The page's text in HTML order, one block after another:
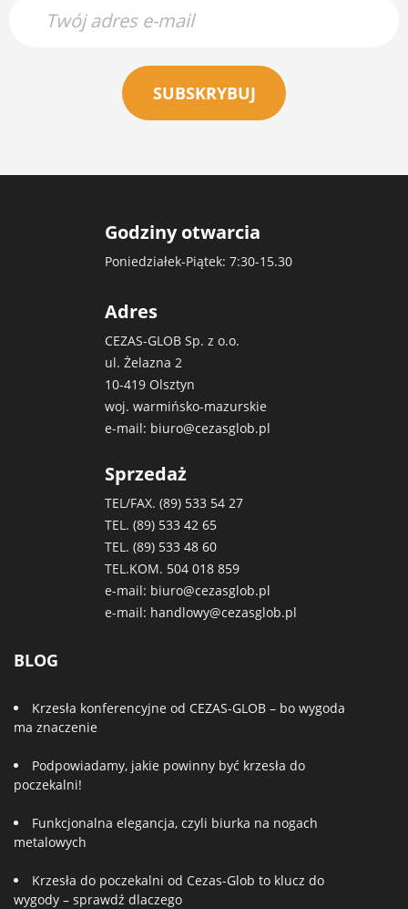
SUBSKRYBUJ
Godziny otwarcia
Poniedziałek-Piątek: 7:30-15.30
Adres
CEZAS-GLOB Sp. z o.o.
ul. Żelazna 2
10-419 Olsztyn
woj. warmińsko-mazurskie
e-mail: biuro@cezasglob.pl
Sprzedaż
TEL/FAX. (89) 533 54 27
TEL. (89) 533 42 65
TEL. (89) 533 48 60
TEL.KOM. 504 018 859
e-mail: biuro@cezasglob.pl
e-mail: handlowy@cezasglob.pl
BLOG
Krzesła konferencyjne od CEZAS-GLOB – bo wygoda
ma znaczenie
Podpowiadamy, jakie powinny być krzesła do
poczekalni!
Funkcjonalna elegancja, czyli biurka na nogach
metalowych
Krzesła do poczekalni od Cezas-Glob to klucz do
wygody – sprawdź dlaczego